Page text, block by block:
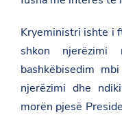
Kryeministri ishte i
shkon
bashkëbisedim
njerëzimi dhe
morën pjesë